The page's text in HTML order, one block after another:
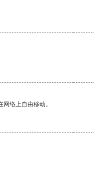
络上自由移动。